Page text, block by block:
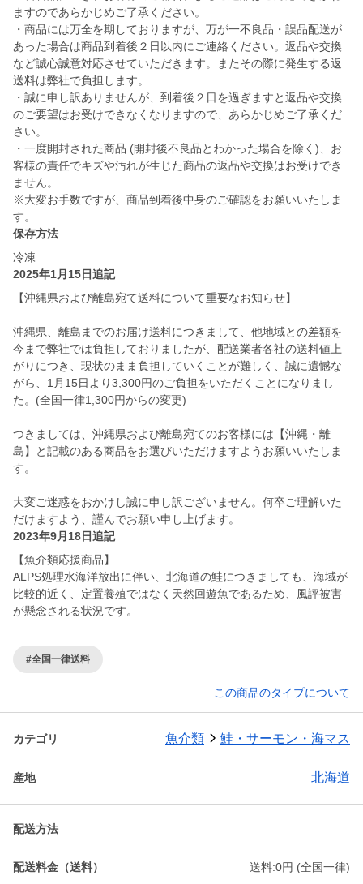
ますのであらかじめご了承ください。
・商品には万全を期しておりますが、万が一不良品・誤品配送が
あった場合は商品到着後２日以内にご連絡ください。返品や交換
など誠心誠意対応させていただきます。またその際に発生する返
送料は弊社で負担します。
・誠に申し訳ありませんが、到着後２日を過ぎますと返品や交換
のご要望はお受けできなくなりますので、あらかじめご了承くだ
さい。
・一度開封された商品 (開封後不良品とわかった場合を除く)、お
客様の責任でキズや汚れが生じた商品の返品や交換はお受けでき
ません。
※大変お手数ですが、商品到着後中身のご確認をお願いいたしま
す。
保存方法
冷凍
2025年1月15日追記
【沖縄県および離島宛て送料について重要なお知らせ】
沖縄県、離島までのお届け送料につきまして、他地域との差額を
今まで弊社では負担しておりましたが、配送業者各社の送料値上
がりにつき、現状のまま負担していくことが難しく、誠に遺憾な
がら、1月15日より3,300円のご負担をいただくことになりまし
た。(全国一律1,300円からの変更)
つきましては、沖縄県および離島宛てのお客様には【沖縄・離
島】と記載のある商品をお選びいただけますようお願いいたしま
す。
大変ご迷惑をおかけし誠に申し訳ございません。何卒ご理解いた
だけますよう、謹んでお願い申し上げます。
2023年9月18日追記
【魚介類応援商品】
ALPS処理水海洋放出に伴い、北海道の鮭につきましても、海域が
比較的近く、定置養殖ではなく天然回遊魚であるため、風評被害
が懸念される状況です。
#全国一律送料
この商品のタイプについて
カテゴリ 魚介類 鮭・サーモン・海マス
産地 北海道
配送方法
配送料金（送料） 送料:0円 (全国一律)